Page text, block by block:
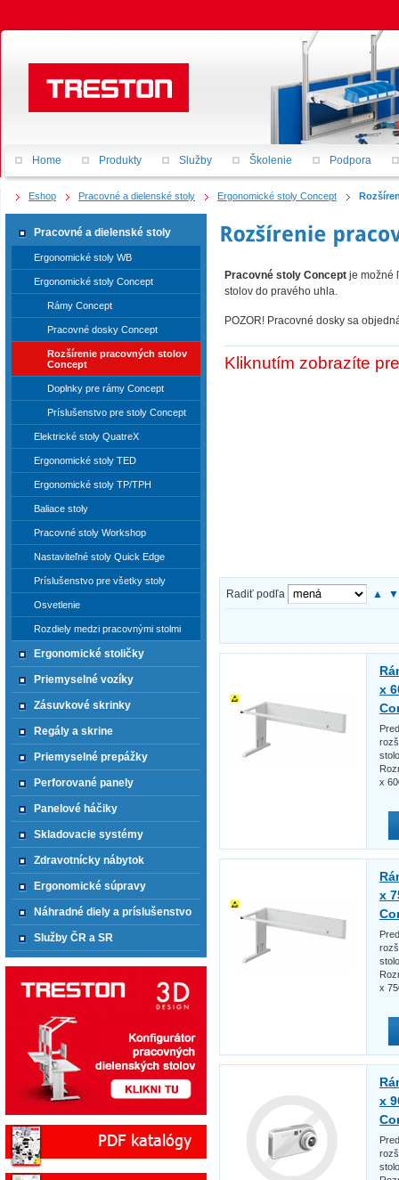
Eshop Pracovné a dielenské stoly Ergonomické stoly Concept
Pracovné stoly Concept je možné
stolov do pravého uhla.
POZOR! Pracovné dosky sa
Kliknutím zobrazíte
Radiť podľa ▲ ▼
x
x
x
x
x
Pracovné a dielenské stoly
Ergonomické stoly WB
Ergonomické stoly Concept
Rámy Concept
Pracovné dosky Concept
Rozšírenie pracovných stolov
Concept
Doplnky pre rámy Concept
Príslušenstvo pre stoly Concept
Elektrické stoly QuatreX
Ergonomické stoly TED
Ergonomické stoly TP/TPH
Baliace stoly
Pracovné stoly Workshop
Nastaviteľné stoly Quick Edge
Príslušenstvo pre všetky stoly
Osvetlenie
Rozdiely medzi pracovnými stolmi
Ergonomické stoličky
Priemyselné vozíky
Zásuvkové skrinky
Regály a skrine
Priemyselné prepážky
Perforované panely
Panelové háčiky
Skladovacie systémy
Zdravotnícky nábytok
Ergonomické súpravy
Náhradné diely a príslušenstvo
Služby ČR a SR
Home Produkty Služby Školenie Podpora